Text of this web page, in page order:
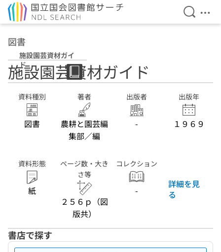
検索を
メ
図書
施設園芸資材ガイ
ド
施設園芸資材ガイド
資料種別
図書
著者
農耕と園芸編
集部／編
出版者
-
出版年
１９６９
資料形態
紙
ページ数・大き
さ等
２５６ｐ（図
版共）
コレクション
-
詳細を見
る
書店で探す